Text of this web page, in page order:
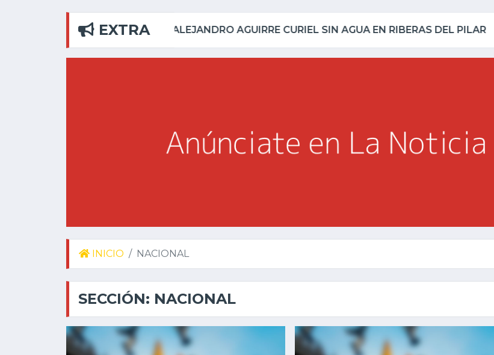
EXTRA ATOTONILQUILLO INSEGURO Y AL VIRREY NO LE IMPORTA
INICIO NACIONAL
SECCIÓN: NACIONAL